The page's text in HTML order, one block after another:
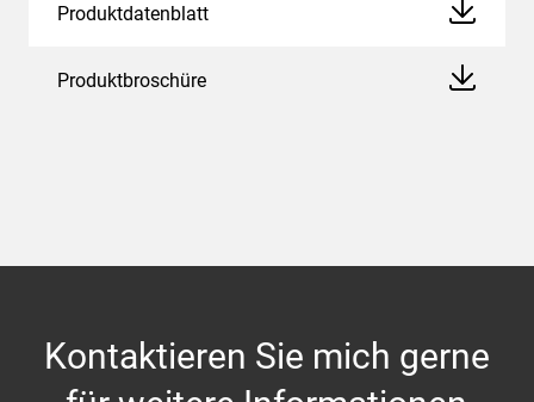
Produktdatenblatt
Produktbroschüre
Kontaktieren Sie mich gerne